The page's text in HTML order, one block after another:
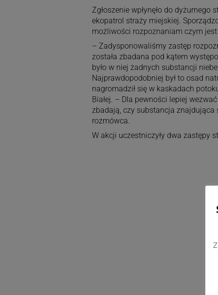
Zgłoszenie wpłynęło do
ekopatrol straży miejskiej.
możliwości rozpoznaniam czym
– Zadysponowaliśmy zastęp
została zbadana pod kątem
było w niej żadnych substancji
Najprawdopodobniej był to osad
nagromadził się w kaskadach
Białej. – Dla pewności lepiej
zbadają, czy substancja znajdująca
rozmówca.
W akcji uczestniczyły dwa zastępy